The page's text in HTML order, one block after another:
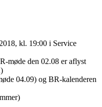
kl. 19:00 i Service
møde den 02.08 er aflyst
04.09) og BR-kalenderen